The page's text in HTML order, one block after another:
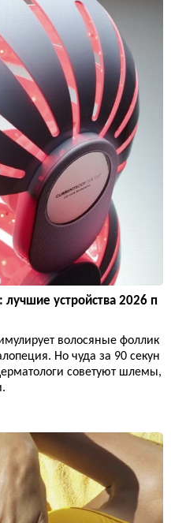
лучшие устройства 2026 п
волосяные фоллик
Но чуда за 90 секун
советуют шлемы,